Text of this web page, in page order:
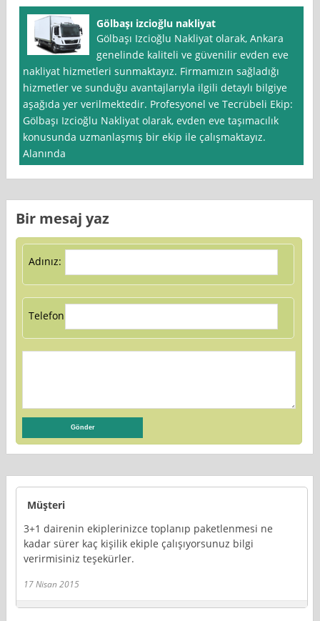
Gölbaşı izcioğlu nakliyat
Gölbaşı Izcioğlu Nakliyat olarak, Ankara
genelinde kaliteli ve güvenilir evden eve
nakliyat hizmetleri sunmaktayız. Firmamızın sağladığı
hizmetler ve sunduğu avantajlarıyla ilgili detaylı bilgiye
aşağıda yer verilmektedir. Profesyonel ve Tecrübeli Ekip:
Gölbaşı Izcioğlu Nakliyat olarak, evden eve taşımacılık
konusunda uzmanlaşmış bir ekip ile çalışmaktayız.
Alanında
Bir mesaj yaz
Adınız:
Telefon:
Müşteri
3+1 dairenin ekiplerinizce toplanıp paketlenmesi ne
kadar sürer kaç kişilik ekiple çalışıyorsunuz bilgi
verirmisiniz teşekürler.
17 Nisan 2015